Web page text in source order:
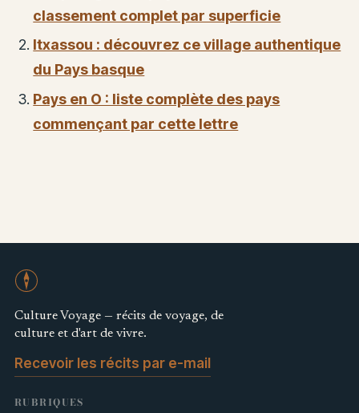
classement complet par superficie
Itxassou : découvrez ce village authentique
du Pays basque
Pays en O : liste complète des pays
commençant par cette lettre
Culture Voyage — récits de voyage, de
culture et d'art de vivre.
Recevoir les récits par e-mail
RUBRIQUES